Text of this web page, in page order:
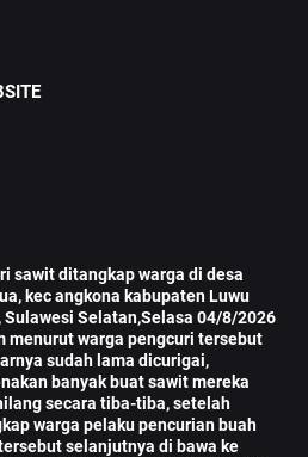
sawit ditangkap warga di desa
kec angkona kabupaten Luwu
Sulawesi Selatan,Selasa 04/8/2026
menurut warga pengcuri tersebut
sudah lama dicurigai,
banyak buat sawit mereka
secara tiba-tiba, setelah
warga pelaku pencurian buah
selanjutnya di bawa ke